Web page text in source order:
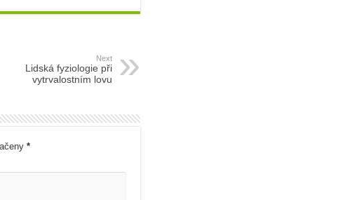
Next
Lidská fyziologie při
vytrvalostním lovu
*